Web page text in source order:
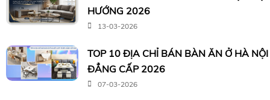
HƯỚNG 2026
13-03-2026
TOP 10 ĐỊA CHỈ BÁN BÀN ĂN Ở HÀ
ĐẲNG CẤP 2026
07-03-2026